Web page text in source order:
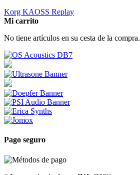
Korg KAOSS Replay
Mi carrito
No tiene artículos en su cesta de la compra.
Pago seguro